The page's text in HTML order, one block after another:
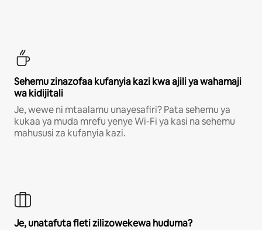
Sehemu zinazofaa kufanyia kazi kwa ajili ya wahamaji
wa kidijitali
Je, wewe ni mtaalamu unayesafiri? Pata sehemu ya
kukaa ya muda mrefu yenye Wi-Fi ya kasi na sehemu
mahususi za kufanyia kazi.
Je, unatafuta fleti zilizowekewa huduma?